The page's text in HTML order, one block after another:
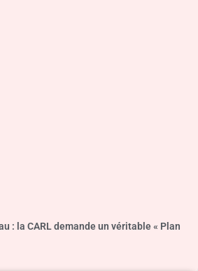
: la CARL demande un véritable « Plan